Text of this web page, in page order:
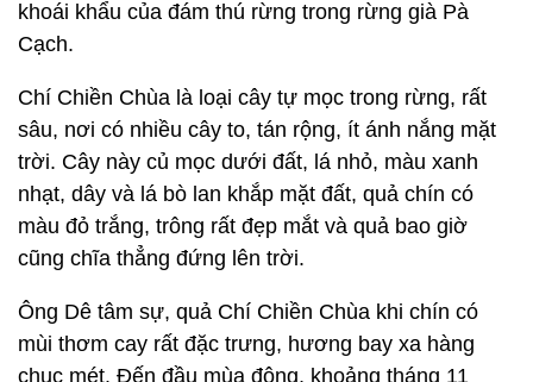
khoái khẩu của đám thú rừng trong rừng già Pà
Cạch.
Chí Chiền Chùa là loại cây tự mọc trong rừng, rất
sâu, nơi có nhiều cây to, tán rộng, ít ánh nắng mặt
trời. Cây này củ mọc dưới đất, lá nhỏ, màu xanh
nhạt, dây và lá bò lan khắp mặt đất, quả chín có
màu đỏ trắng, trông rất đẹp mắt và quả bao giờ
cũng chĩa thẳng đứng lên trời.
Ông Dê tâm sự, quả Chí Chiền Chùa khi chín có
mùi thơm cay rất đặc trưng, hương bay xa hàng
chục mét. Đến đầu mùa đông, khoảng tháng 11